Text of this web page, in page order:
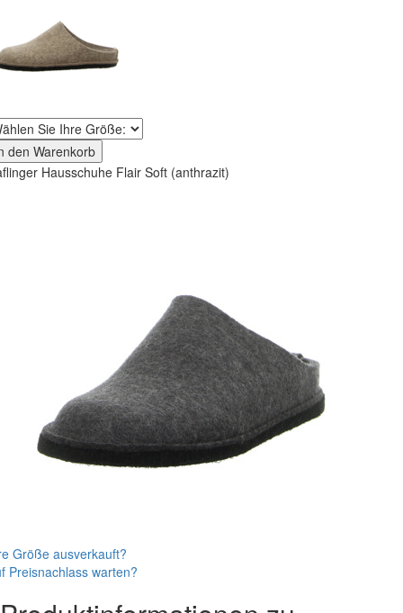
den Warenkorb
Hausschuhe Flair Soft (anthrazit)
Größe ausverkauft?
Preisnachlass warten?